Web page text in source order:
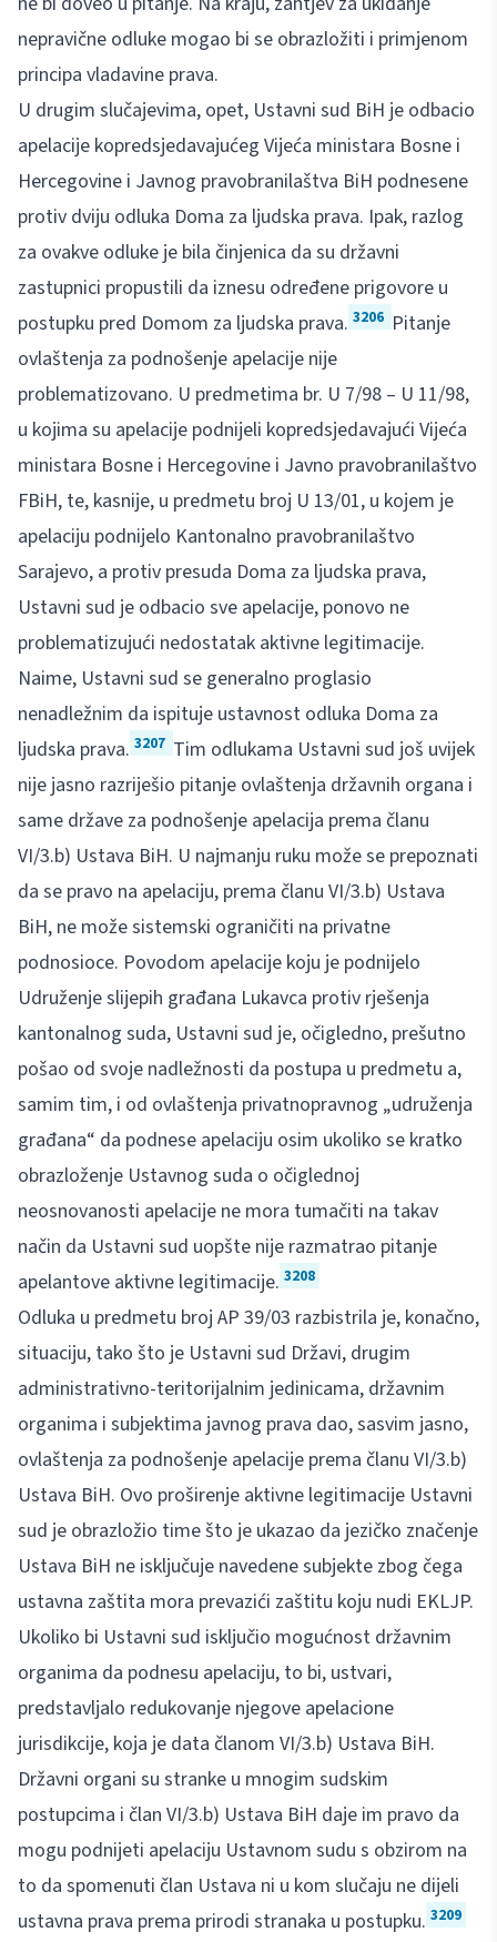
nepravične odluke mogao bi se obrazložiti i primjenom
principa vladavine prava.
U drugim slučajevima, opet, Ustavni sud BiH je odbacio
apelacije kopredsjedavajućeg Vijeća ministara Bosne i
Hercegovine i Javnog pravobranilaštva BiH podnesene
protiv dviju odluka Doma za ljudska prava. Ipak, razlog
za ovakve odluke je bila činjenica da su državni
zastupnici propustili da iznesu određene prigovore u
postupku pred Domom za ljudska prava. 3206 Pitanje
ovlaštenja za podnošenje apelacije nije
problematizovano. U predmetima br. U 7/98 – U 11/98,
u kojima su apelacije podnijeli kopredsjedavajući Vijeća
ministara Bosne i Hercegovine i Javno pravobranilaštvo
FBiH, te, kasnije, u predmetu broj U 13/01, u kojem je
apelaciju podnijelo Kantonalno pravobranilaštvo
Sarajevo, a protiv presuda Doma za ljudska prava,
Ustavni sud je odbacio sve apelacije, ponovo ne
problematizujući nedostatak aktivne legitimacije.
Naime, Ustavni sud se generalno proglasio
nenadležnim da ispituje ustavnost odluka Doma za
ljudska prava. 3207 Tim odlukama Ustavni sud još uvijek
nije jasno razriješio pitanje ovlaštenja državnih organa i
same države za podnošenje apelacija prema članu
VI/3.b) Ustava BiH. U najmanju ruku može se prepoznati
da se pravo na apelaciju, prema članu VI/3.b) Ustava
BiH, ne može sistemski ograničiti na privatne
podnosioce. Povodom apelacije koju je podnijelo
Udruženje slijepih građana Lukavca protiv rješenja
kantonalnog suda, Ustavni sud je, očigledno, prešutno
pošao od svoje nadležnosti da postupa u predmetu a,
samim tim, i od ovlaštenja privatnopravnog „udruženja
građana“ da podnese apelaciju osim ukoliko se kratko
obrazloženje Ustavnog suda o očiglednoj
neosnovanosti apelacije ne mora tumačiti na takav
način da Ustavni sud uopšte nije razmatrao pitanje
apelantove aktivne legitimacije. 3208
Odluka u predmetu broj AP 39/03 razbistrila je, konačno,
situaciju, tako što je Ustavni sud Državi, drugim
administrativno-teritorijalnim jedinicama, državnim
organima i subjektima javnog prava dao, sasvim jasno,
ovlaštenja za podnošenje apelacije prema članu VI/3.b)
Ustava BiH. Ovo proširenje aktivne legitimacije Ustavni
sud je obrazložio time što je ukazao da jezičko značenje
Ustava BiH ne isključuje navedene subjekte zbog čega
ustavna zaštita mora prevazići zaštitu koju nudi EKLJP.
Ukoliko bi Ustavni sud isključio mogućnost državnim
organima da podnesu apelaciju, to bi, ustvari,
predstavljalo redukovanje njegove apelacione
jurisdikcije, koja je data članom VI/3.b) Ustava BiH.
Državni organi su stranke u mnogim sudskim
postupcima i član VI/3.b) Ustava BiH daje im pravo da
mogu podnijeti apelaciju Ustavnom sudu s obzirom na
to da spomenuti član Ustava ni u kom slučaju ne dijeli
ustavna prava prema prirodi stranaka u postupku. 3209